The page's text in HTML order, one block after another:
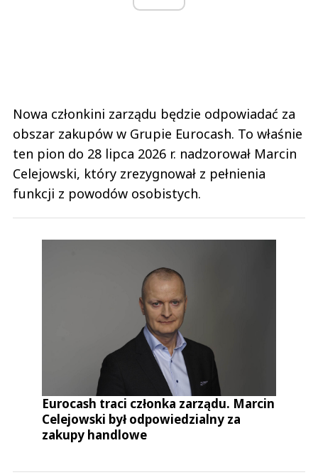
Nowa członkini zarządu będzie odpowiadać za
obszar zakupów w Grupie Eurocash. To właśnie
ten pion do 28 lipca 2026 r. nadzorował Marcin
Celejowski, który zrezygnował z pełnienia
funkcji z powodów osobistych.
Eurocash traci członka zarządu. Marcin
Celejowski był odpowiedzialny za
zakupy handlowe